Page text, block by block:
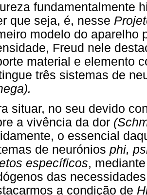
fundamentalmente
que seja, é, nesse
modelo do aparelho
Freud nele
material e elemento
três sistemas de
situar, no seu devido
a vivência da dor
o essencial
de neurónios phi,
específicos,
das
a condição de